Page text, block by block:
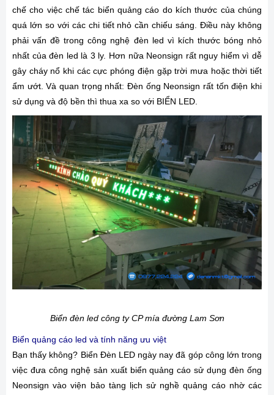
chế cho việc chế tác biển quảng cáo do kích thước của chúng
quá lớn so với các chi tiết nhỏ cần chiếu sáng. Điều này không
phải vấn đề trong công nghệ đèn led vì kích thước bóng nhỏ
nhất của đèn led là 3 ly. Hơn nữa Neonsign rất nguy hiểm vì dễ
gây cháy nổ khi các cực phóng điện gặp trời mưa hoặc thời tiết
ẩm ướt. Và quan trọng nhất: Đèn ống Neonsign rất tốn điện khi
sử dụng và độ bền thì thua xa so với BIỂN LED.
Biển đèn led công ty CP mía đường Lam Sơn
Biển quảng cáo led và tính năng ưu việt
Bạn thấy không? Biển Đèn LED ngày nay đã góp công lớn trong
việc đưa công nghệ sản xuất biển quảng cáo sử dụng đèn ống
Neonsign vào viện bảo tàng lịch sử nghề quảng cáo nhờ các